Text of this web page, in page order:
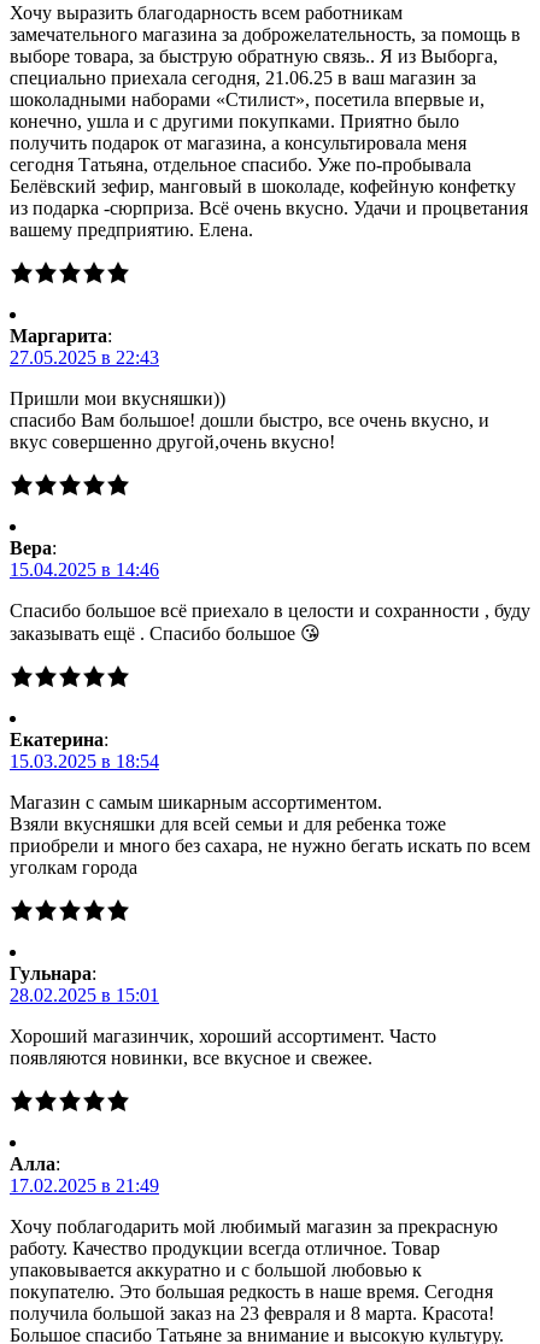
Хочу выразить благодарность всем работникам
замечательного магазина за доброжелательность, за помощь в
выборе товара, за быструю обратную связь.. Я из Выборга,
специально приехала сегодня, 21.06.25 в ваш магазин за
шоколадными наборами «Стилист», посетила впервые и,
конечно, ушла и с другими покупками. Приятно было
получить подарок от магазина, а консультировала меня
сегодня Татьяна, отдельное спасибо. Уже по-пробывала
Белёвский зефир, манговый в шоколаде, кофейную конфетку
из подарка -сюрприза. Всё очень вкусно. Удачи и процветания
вашему предприятию. Елена.
Маргарита:
27.05.2025 в 22:43
Пришли мои вкусняшки))
спасибо Вам большое! дошли быстро, все очень вкусно, и
вкус совершенно другой,очень вкусно!
Вера:
15.04.2025 в 14:46
Спасибо большое всё приехало в целости и сохранности , буду
заказывать ещё . Спасибо большое 😘
Екатерина:
15.03.2025 в 18:54
Магазин с самым шикарным ассортиментом.
Взяли вкусняшки для всей семьи и для ребенка тоже
приобрели и много без сахара, не нужно бегать искать по всем
уголкам города
Гульнара:
28.02.2025 в 15:01
Хороший магазинчик, хороший ассортимент. Часто
появляются новинки, все вкусное и свежее.
Алла:
17.02.2025 в 21:49
Хочу поблагодарить мой любимый магазин за прекрасную
работу. Качество продукции всегда отличное. Товар
упаковывается аккуратно и с большой любовью к
покупателю. Это большая редкость в наше время. Сегодня
получила большой заказ на 23 февраля и 8 марта. Красота!
Большое спасибо Татьяне за внимание и высокую культуру.